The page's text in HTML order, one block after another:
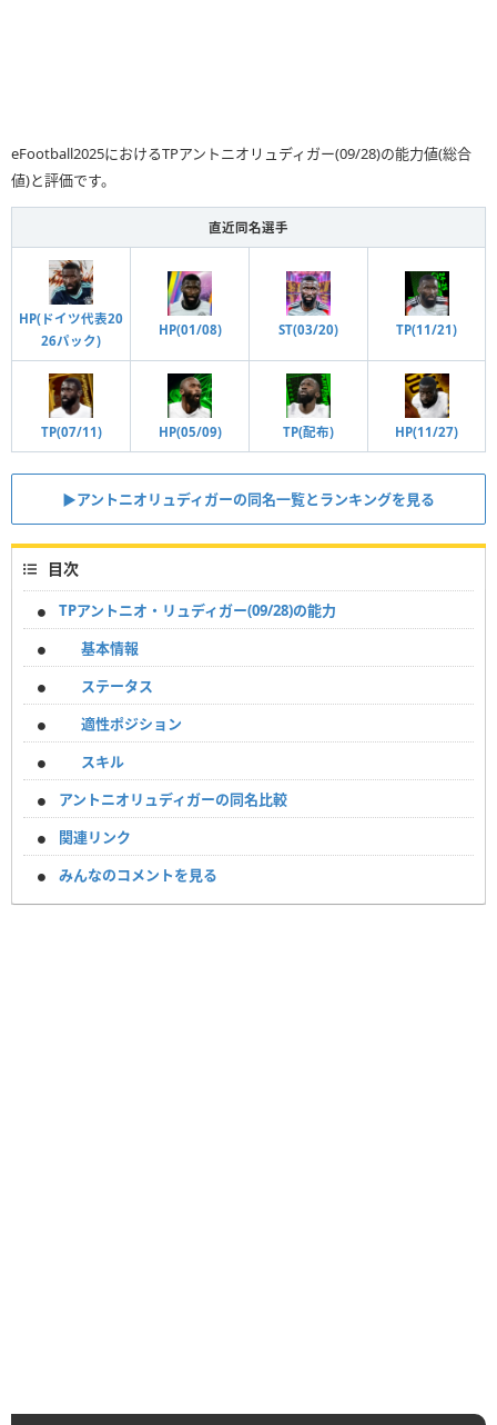
eFootball2025におけるTPアントニオリュディガー(09/28)の能力値(総合
値)と評価です。
直近同名選手
HP(ドイツ代表20
26パック)
HP(01/08) ST(03/20) TP(11/21)
TP(07/11) HP(05/09) TP(配布) HP(11/27)
▶︎アントニオリュディガーの同名一覧とランキングを見る
目次
TPアントニオ・リュディガー(09/28)の能力
基本情報
ステータス
適性ポジション
スキル
アントニオリュディガーの同名比較
関連リンク
みんなのコメントを見る